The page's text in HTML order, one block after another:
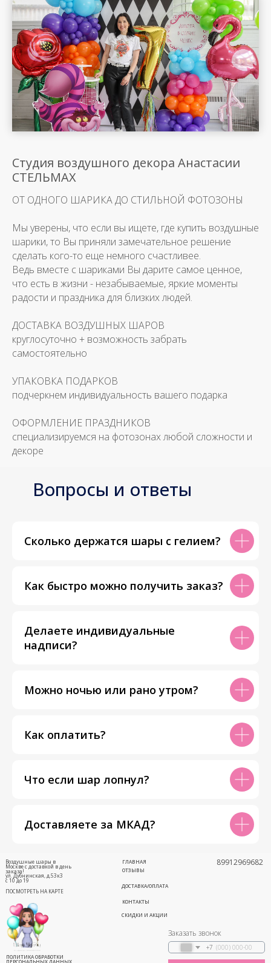
Студия воздушного декора Анастасии
СТЕЛЬМАХ
ОТ ОДНОГО ШАРИКА ДО СТИЛЬНОЙ ФОТОЗОНЫ
Мы уверены, что если вы ищете, где купить воздушные
шарики, то Вы приняли замечательное решение
сделать кого-то еще немного счастливее.
Ведь вместе с шариками Вы дарите самое ценное,
что есть в жизни - незабываемые, яркие моменты
радости и праздника для близких людей.
ДОСТАВКА ВОЗДУШНЫХ ШАРОВ
круглосуточно + возможность забрать
самостоятельно
УПАКОВКА ПОДАРКОВ
подчеркнем индивидуальность вашего подарка
ОФОРМЛЕНИЕ ПРАЗДНИКОВ
специализируемся на фотозонах любой сложности и
декоре
Вопросы и ответы
Сколько держатся шары с гелием?
Как быстро можно получить заказ?
Делаете индивидуальные
надписи?
Можно ночью или рано утром?
Как оплатить?
Что если шар лопнул?
Доставляете за МКАД?
ул. Дубнинская, д.53к3
с 10 до 19
ПОСМОТРЕТЬ НА КАРТЕ
ОТЗЫВЫ
ГЛАВНАЯ
ДОСТАВКА/ОПЛАТА
СКИДКИ И АКЦИИ
КОНТАКТЫ
89912969682
Воздушные шары в
Москве с доставкой в день
заказа!
Заказать звонок
+7
ПОЛИТИКА ОБРАБОТКИ